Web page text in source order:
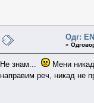
Одг:
«
Не знам... Мени
направим реч, никад не